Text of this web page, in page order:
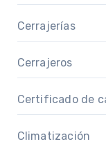
Cerrajerías
Cerrajeros
Certificado de
Climatización